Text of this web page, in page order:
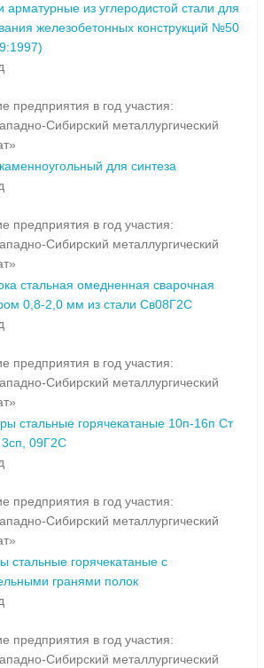
арматурные из углеродистой стали для
железобетонных конструкций №50
предприятия в год участия:
Сибирский металлургический
для синтеза
предприятия в год участия:
Сибирский металлургический
стальная омедненная сварочная
0,8-2,0 мм из стали Св08Г2С
предприятия в год участия:
Сибирский металлургический
стальные горячекатаные 10п-16п Ст
09Г2С
предприятия в год участия:
Сибирский металлургический
стальные горячекатаные с
гранями полок
предприятия в год участия:
Сибирский металлургический